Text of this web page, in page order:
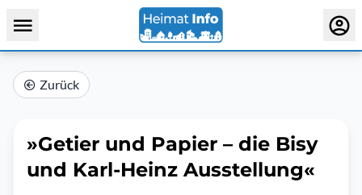
Zurück
»Getier und Papier – die Bisy
und Karl-Heinz Ausstellung«